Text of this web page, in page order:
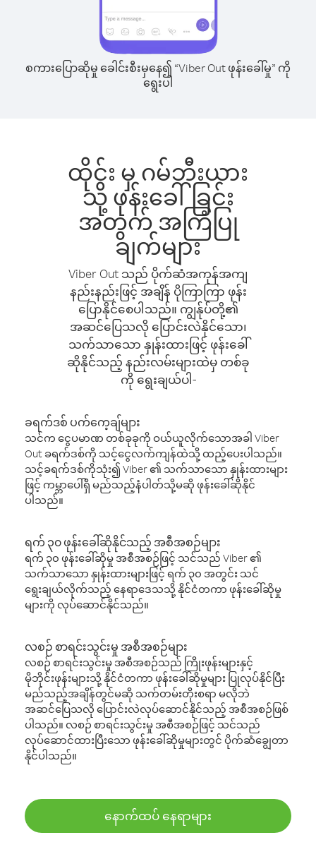
စကားပြောဆိုမှု ခေါင်းစီးမှနေ၍ “Viber Out ဖုန်းခေါ်မှု” ကို
ရွေးပါ
ထိုင်း မှ ဂမ်ဘီးယား
သို့ ဖုန်းခေါ်ခြင်း
အတွက် အကြံပြု
ချက်များ
Viber Out သည် ပိုက်ဆံအကုန်အကျ
နည်းနည်းဖြင့် အချိန် ပိုကြာကြာ ဖုန်း
ပြောနိုင်စေပါသည်။ ကျွန်ုပ်တို့၏
အဆင်ပြေသလို ပြောင်းလဲနိုင်သော၊
သက်သာသော နှုန်းထားဖြင့် ဖုန်းခေါ်
ဆိုနိုင်သည့် နည်းလမ်းများထဲမှ တစ်ခု
ကို ရွေးချယ်ပါ-
ခရက်ဒစ် ပက်ကေ့ချ်များ
သင်က ငွေပမာဏ တစ်ခုခုကို ဝယ်ယူလိုက်သောအခါ Viber
Out ခရက်ဒစ်ကို သင့်ငွေလက်ကျန်ထဲသို့ ထည့်ပေးပါသည်။
သင့်ခရက်ဒစ်ကိုသုံး၍ Viber ၏ သက်သာသော နှုန်းထားများ
ဖြင့် ကမ္ဘာပေါ်ရှိ မည်သည့်နံပါတ်သို့မဆို ဖုန်းခေါ်ဆိုနိုင်
ပါသည်။
ရက် ၃၀ ဖုန်းခေါ်ဆိုနိုင်သည့် အစီအစဉ်များ
ရက် ၃၀ ဖုန်းခေါ်ဆိုမှု အစီအစဉ်ဖြင့် သင်သည် Viber ၏
သက်သာသော နှုန်းထားများဖြင့် ရက် ၃၀ အတွင်း သင်
ရွေးချယ်လိုက်သည့် နေရာဒေသသို့ နိုင်ငံတကာ ဖုန်းခေါ်ဆိုမှု
များကို လုပ်ဆောင်နိုင်သည်။
လစဉ် စာရင်းသွင်းမှု အစီအစဉ်များ
လစဉ် စာရင်းသွင်းမှု အစီအစဉ်သည် ကြိုးဖုန်းများနှင့်
မိုဘိုင်းဖုန်းများသို့ နိုင်ငံတကာ ဖုန်းခေါ်ဆိုမှုများ ပြုလုပ်နိုင်ပြီး
မည်သည့်အချိန်တွင်မဆို သက်တမ်းတိုးစရာ မလိုဘဲ
အဆင်ပြေသလို ပြောင်းလဲလုပ်ဆောင်နိုင်သည့် အစီအစဉ်ဖြစ်
ပါသည်။ လစဉ် စာရင်းသွင်းမှု အစီအစဉ်ဖြင့် သင်သည်
လုပ်ဆောင်ထားပြီးသော ဖုန်းခေါ်ဆိုမှုများတွင် ပိုက်ဆံချွေတာ
နိုင်ပါသည်။
နောက်ထပ် နေရာများ